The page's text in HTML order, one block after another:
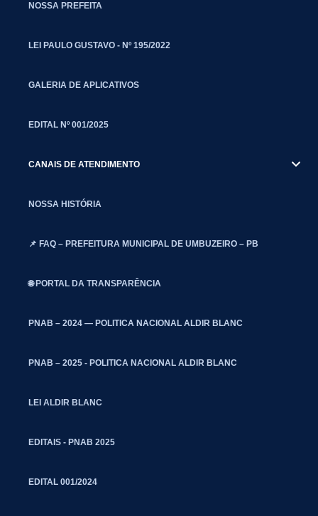
NOSSA PREFEITA
LEI PAULO GUSTAVO - Nº 195/2022
GALERIA DE APLICATIVOS
EDITAL Nº 001/2025
CANAIS DE ATENDIMENTO
NOSSA HISTÓRIA
📌 FAQ – PREFEITURA MUNICIPAL DE UMBUZEIRO – PB
🌐 PORTAL DA TRANSPARÊNCIA
PNAB – 2024 — POLITICA NACIONAL ALDIR BLANC
PNAB – 2025 - POLITICA NACIONAL ALDIR BLANC
LEI ALDIR BLANC
EDITAIS - PNAB 2025
EDITAL 001/2024